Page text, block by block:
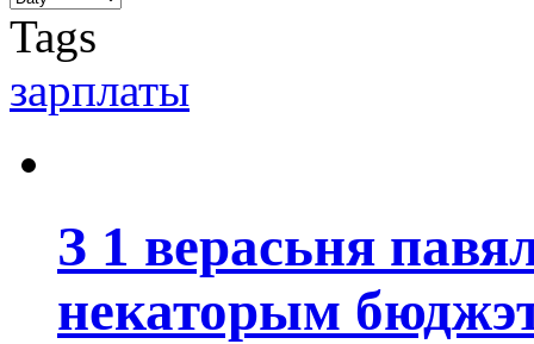
Tags
зарплаты
З 1 верасьня
некаторым